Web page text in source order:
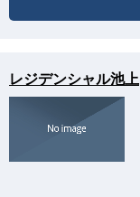
レジデンシャル池上